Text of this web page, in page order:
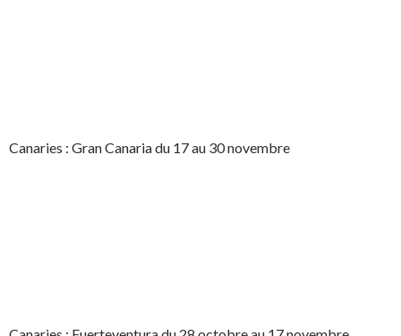
Canaries : Gran Canaria du 17 au 30 novembre